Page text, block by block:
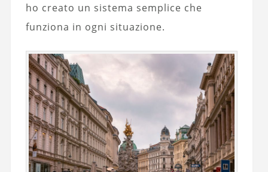
ho creato un sistema semplice che
funziona in ogni situazione.